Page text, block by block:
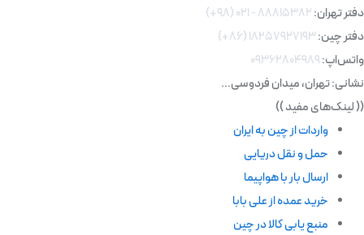
دفتر تهران:۸۸۸۱۵۳۸۲ - ۰۲۱ (۹۸+)
دفتر چین:۱۸۲۵۷۹۲۷۱۹۳ (۸۶+)
واتس‌اپ:۰۹۳۶۲۸۰۴۹۸۹
نشانی: تهران، میدان فردوسی...
((لینک‌های مفید))
واردات از چین به ایران
حمل و نقل دریایی
ارسال بار با هواپیما
خرید عمده از علی بابا
منبع یابی کالا در چین